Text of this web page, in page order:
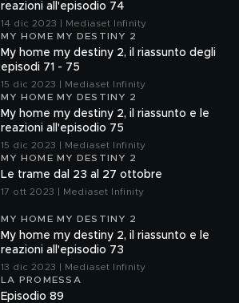
reazioni all'episodio 74
14 dic 2023 | Mediaset Infinity
MY HOME MY DESTINY 2
My home my destiny 2, il riassunto degli
episodi 71 - 75
15 dic 2023 | Mediaset Infinity
MY HOME MY DESTINY 2
My home my destiny 2, il riassunto e le
reazioni all'episodio 75
15 dic 2023 | Mediaset Infinity
MY HOME MY DESTINY 2
Le trame dal 23 al 27 ottobre
17 ott 2023 | Mediaset Infinity
MY HOME MY DESTINY 2
My home my destiny 2, il riassunto e le
reazioni all'episodio 73
13 dic 2023 | Mediaset Infinity
LA PROMESSA
Episodio 89